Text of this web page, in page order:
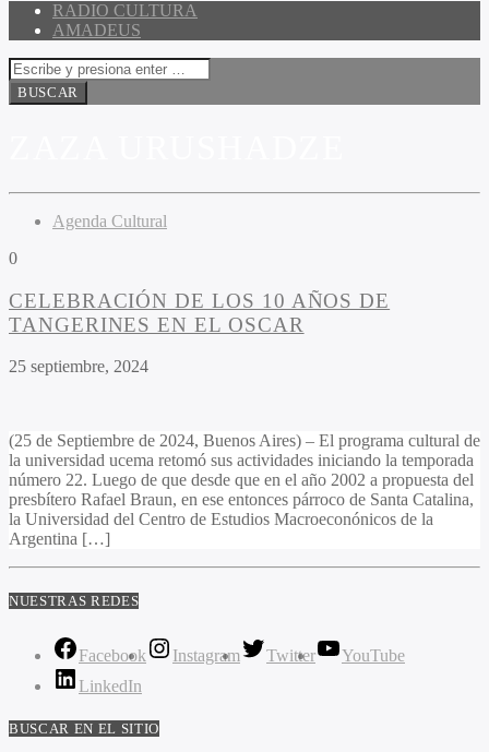
RADIO CULTURA
AMADEUS
Agenda Cultural
0
CELEBRACIÓN DE LOS 10 AÑOS DE
TANGERINES EN EL OSCAR
25 septiembre, 2024
(25 de Septiembre de 2024, Buenos Aires) – El programa cultural de
la universidad ucema retomó sus actividades iniciando la temporada
número 22. Luego de que desde que en el año 2002 a propuesta del
presbítero Rafael Braun, en ese entonces párroco de Santa Catalina,
la Universidad del Centro de Estudios Macroeconónicos de la
Argentina […]
NUESTRAS REDES
Facebook Instagram Twitter
YouTube
LinkedIn
BUSCAR EN EL SITIO